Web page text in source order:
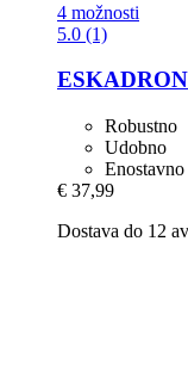
4 možnosti
5.0 (1)
ESKADRON
Robustno
Udobno
€ 37,99
Dostava do 12